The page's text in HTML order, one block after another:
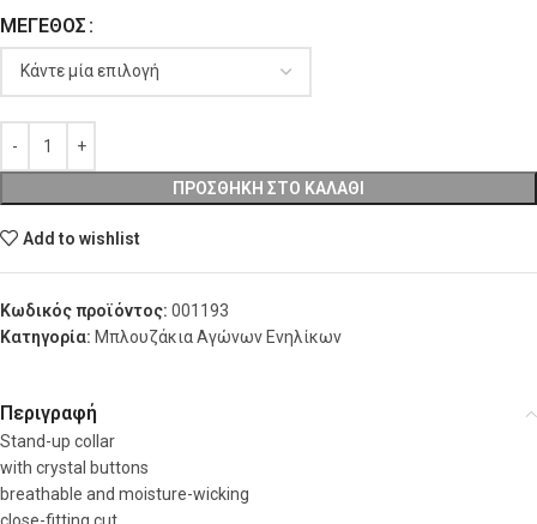
ΜΈΓΕΘΟΣ
ΠΡΟΣΘΉΚΗ ΣΤΟ ΚΑΛΆΘΙ
Add to wishlist
Κωδικός προϊόντος: 001193
Κατηγορία: Μπλουζάκια Αγώνων Ενηλίκων
Περιγραφή
Stand-up collar
with crystal buttons
breathable and moisture-wicking